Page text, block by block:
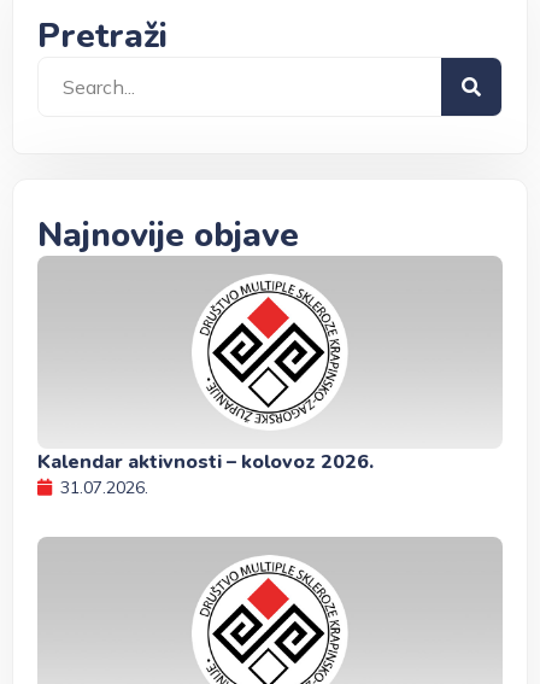
Pretraži
Najnovije objave
Kalendar aktivnosti – kolovoz 2026.
31.07.2026.